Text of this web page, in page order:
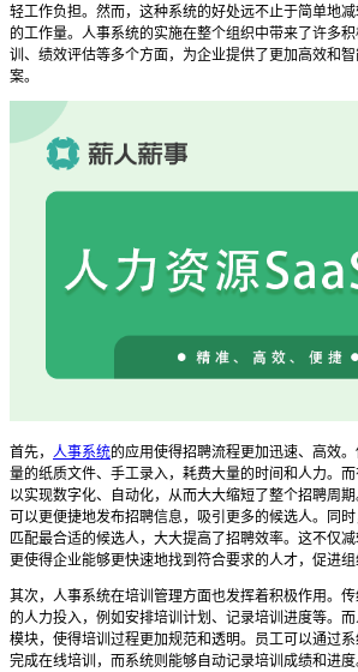
轻工作负担。然而，这种系统的好处远不止于简单地减
的工作量。人事系统的实施在整个组织中带来了许多
训、绩效评估等多个方面，为企业提供了更加高效和
案。
首先， 人事系统的应用使得招聘流程更加迅速、高效
量的纸质文件、手工录入，耗费大量的时间和人力。
以实现数字化、自动化，从而大大缩短了整个招聘周
可以更便捷地发布招聘信息，吸引更多的候选人。同时
匹配最合适的候选人，大大提高了招聘效率。这不仅减
更使得企业能够更快速地找到符合要求的人才，促进组
其次，人事系统在培训管理方面也发挥着积极作用。
的人力投入，例如安排培训计划、记录培训进度等。
模块，使得培训过程更加规范和透明。员工可以通过系
完成在线培训，而系统则能够自动记录培训成绩和进度